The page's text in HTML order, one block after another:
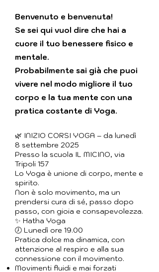
Benvenuto e benvenuta!
Se sei qui vuol dire che hai a
cuore il tuo benessere fisico e
mentale.
Probabilmente sai già che puoi
vivere nel modo migliore il tuo
corpo e la tua mente con una
pratica costante di Yoga.
🌿 INIZIO CORSI YOGA – da lunedì
8 settembre 2025
Presso la scuola IL MICINO, via
Tripoli 157
Lo Yoga è unione di corpo, mente e
spirito.
Non è solo movimento, ma un
prendersi cura di sé, passo dopo
passo, con gioia e consapevolezza.
✨ Hatha Yoga
🕖 Lunedì ore 19.00
Pratica dolce ma dinamica, con
attenzione al respiro e alla sua
connessione con il movimento.
Movimenti fluidi e mai forzati